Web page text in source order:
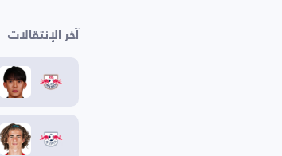
آخر الإنتقالات